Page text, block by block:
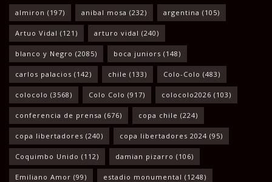
almiron (197) anibal mosa (232) argentina (105)
Artuo Vidal (121) arturo vidal (240)
blanco y Negro (2085) boca juniors (148)
carlos palacios (142) chile (133) Colo-Colo (483)
colocolo (3568) Colo Colo (917) colocolo2026 (103)
conferencia de prensa (676) copa chile (224)
copa libertadores (240) copa libertadores 2024 (95)
Coquimbo Unido (112) damian pizarro (106)
Emiliano Amor (99) estadio monumental (1248)